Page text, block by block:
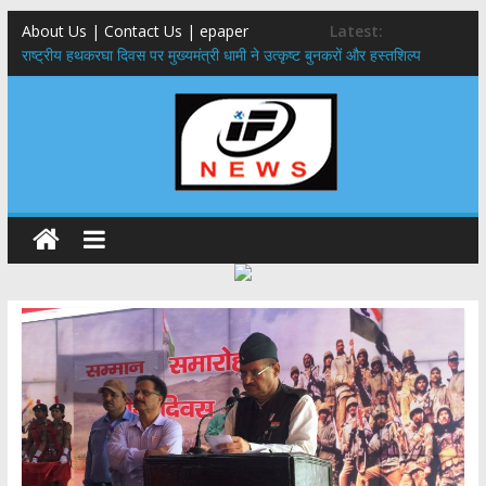
About Us | Contact Us | epaper
Latest:
राष्ट्रीय हथकरघा दिवस पर मुख्यमंत्री धामी ने उत्कृष्ट बुनकरों और हस्तशिल्प
कारीगरों को किया सम्मानित
मुख्यमंत्री ने उत्तराखण्ड क्षत्रिय कल्याण समिति की वेबसाइट एवं क्षत्रिय जागरण
मुख्यमंत्री ने हर घर तिरंगा यात्रा कार्यक्रम में किया प्रतिभाग,मुख्यमंत्री ने
प्रदेशवासियों से स्वतंत्रता दिवस पर अपने घरों में तिरंगा फहराने का किया आवाह्न
नंदा की चौकी पुल हादसा: PWD के EE, AE और JE निलंबित, सीएम धामी के निर्देश
पर सख्त कार्रवाई
मुख्यमंत्री ने 9 लाख 87 हजार17 पेंशन लाभार्थियों को कुल 146 करोड़ 32 लाख
की पेंशन राशि का किया भुगतान